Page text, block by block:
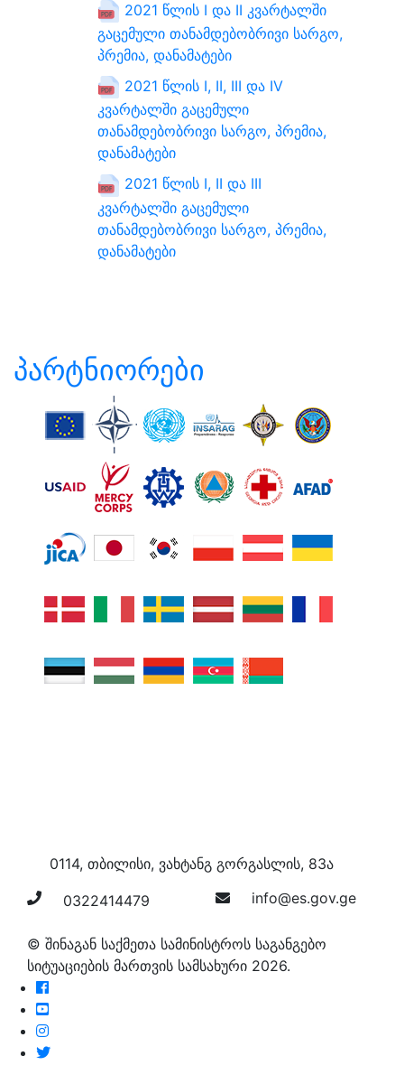
2021 წლის I და II კვარტალში
გაცემული თანამდებობრივი სარგო,
პრემია, დანამატები
2021 წლის I, II, III და IV
კვარტალში გაცემული
თანამდებობრივი სარგო, პრემია,
დანამატები
2021 წლის I, II და III
კვარტალში გაცემული
თანამდებობრივი სარგო, პრემია,
დანამატები
პარტნიორები
0114, თბილისი, ვახტანგ გორგასლის, 83ა
0322414479 info@es.gov.ge
© შინაგან საქმეთა სამინისტროს საგანგებო
სიტუაციების მართვის სამსახური 2026.